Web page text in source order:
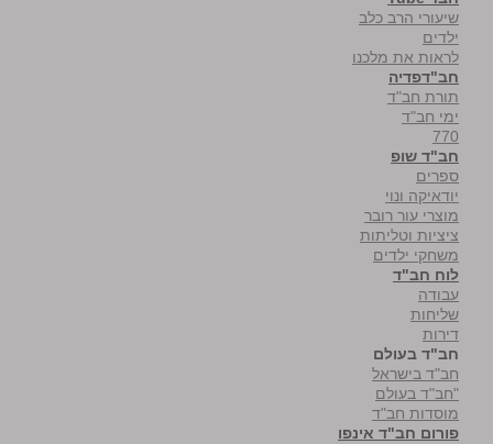
שיעורי הרב כלב
ילדים
לראות את מלכנו
חב"דפדיה
תורת חב"ד
ימי חב"ד
770
חב"ד שופ
ספרים
יודאיקה ונוי
מוצרי עור רובר
ציציות וטליתות
משחקי ילדים
לוח חב"ד
עבודה
שליחות
דירות
חב"ד בעולם
חב"ד בישראל
"חב"ד בעולם
מוסדות חב"ד
פורום חב"ד אינפו